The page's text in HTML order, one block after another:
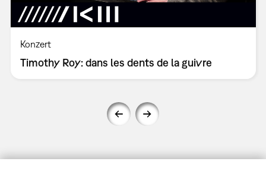
Konzert
Timothy Roy: dans les dents de la guivre